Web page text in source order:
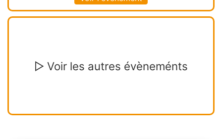
▷ Voir les autres évèneménts